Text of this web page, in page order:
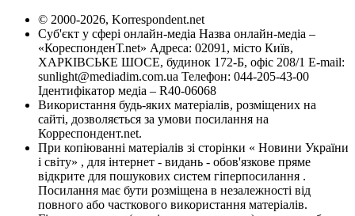
© 2000-2026, Korrespondent.net
Суб'єкт у сфері онлайн-медіа Назва онлайн-медіа –
«КореспонденТ.net» Адреса: 02091, місто Київ,
ХАРКІВСЬКЕ ШОСЕ, будинок 172-Б, офіс 208/1 E-mail:
sunlight@mediadim.com.ua Телефон: 044-205-43-00
Ідентифікатор медіа – R40-06068
Використання будь-яких матеріалів, розміщених на
сайті, дозволяється за умови посилання на
Корреспондент.net.
При копіюванні матеріалів зі сторінки « Новини України
і світу» , для інтернет - видань - обов'язкове пряме
відкрите для пошукових систем гіперпосилання .
Посилання має бути розміщена в незалежності від
повного або часткового використання матеріалів.